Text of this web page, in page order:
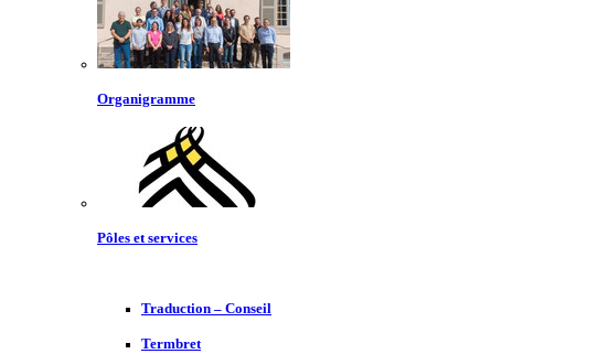
Organigramme
Pôles et services
Traduction – Conseil
Termbret